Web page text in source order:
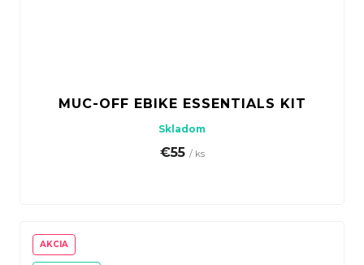
MUC-OFF EBIKE ESSENTIALS KIT
Skladom
€55 / ks
AKCIA